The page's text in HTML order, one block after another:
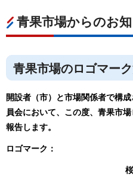
青果市場からのお
青果市場のロゴマー
開設者（市）と市場関係者で構
員会において、この度、青果市
報告します。
ロゴマーク：